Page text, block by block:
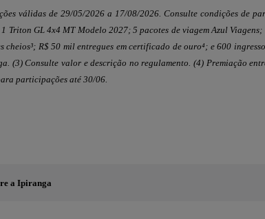
válidas de 29/05/2026 a 17/08/2026. Consulte condições de
Triton GL 4x4 MT Modelo 2027; 5 pacotes de viagem Azul
cheios³; R$ 50 mil entregues em certificado de ouro⁴; e 600
(3) Consulte valor e descrição no regulamento. (4) Premiação
participações até 30/06.
a Ipiranga